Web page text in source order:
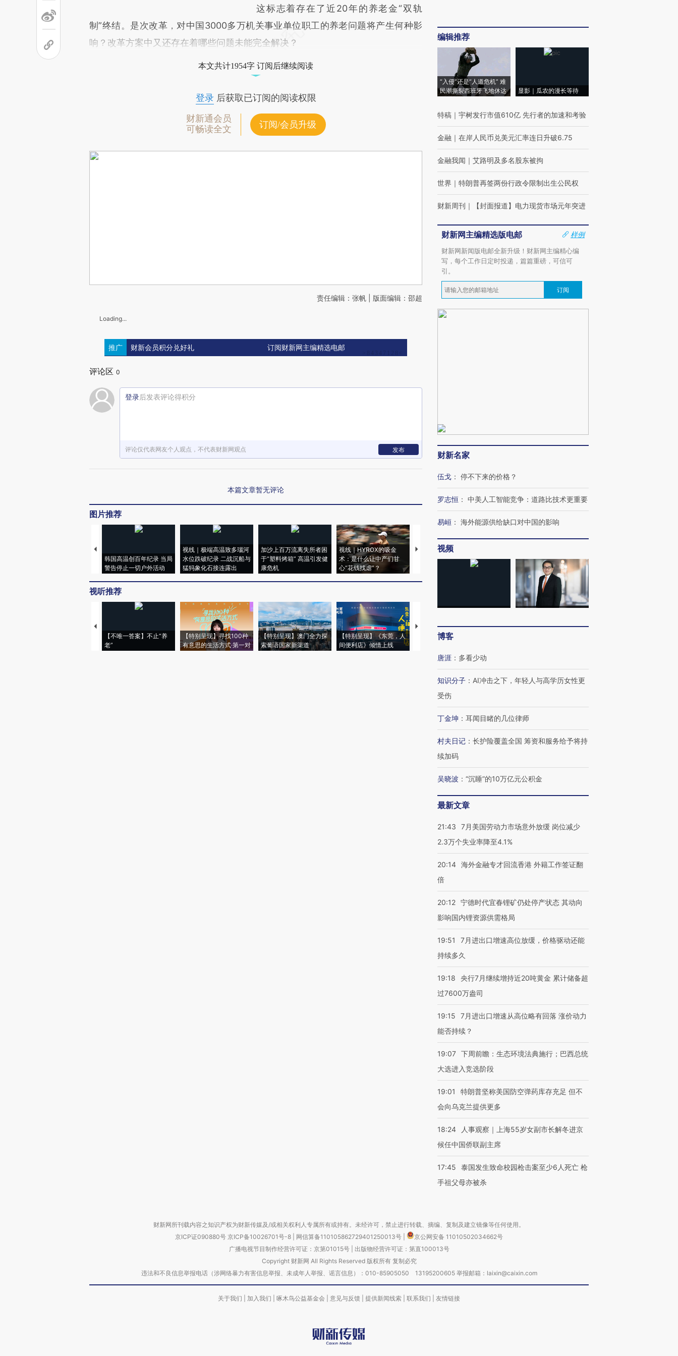
这标志着存在了近20年的养老金“双轨
制”终结。是次改革，对中国3000多万机关事业单位职工的养老问题将产生何种影
响？改革方案中又还存在着哪些问题未能完全解决？
本文共计1954字 订阅后继续阅读
登录后获取已订阅的阅读权限
财新通会员
可畅读全文
订阅/会员升级
责任编辑：张帆 | 版面编辑：邵超
Loading...
推广 财新会员积分兑好礼 订阅财新网主编精选电邮
评论区 0
登录后发表评论得积分
评论仅代表网友个人观点，不代表财新网观点 发布
本篇文章暂无评论
图片推荐
韩国高温创百年纪录 当局
警告停止一切户外活动
视线｜极端高温致多瑙河
水位跌破纪录 二战沉船与
猛犸象化石接连露出
加沙上百万流离失所者困
于“塑料烤箱” 高温引发健
康危机
视线｜HYROX的吸金
术：是什么让中产们甘
心“花钱找虐”？
马航飞行员跨国走私7万
粒摇头丸 尿检体内含3种
度Z世代 用街头抗争将教
育部长拱下台
机”？难民潮撕裂西班牙
飞地休达
视听推荐
【不唯一答案】不止“养
老”
【特别呈现】寻找100种
有意思的生活方式·第一对
【特别呈现】澳门全力探
索葡语国家新渠道
【特别呈现】《东莞，人
间便利店》倾情上线
【推广】走进第四届链博
会，让数智科技“链”接产
【商旅对话】华住集团
编辑推荐
“入侵”还是“人道危机” 难
民潮撕裂西班牙飞地休达
显影｜瓜农的漫长等待
特稿 ｜ 宇树发行市值610亿 先行者的加速和考验
金融 ｜ 在岸人民币兑美元汇率连日升破6.75
金融我闻 ｜ 艾路明及多名股东被拘
世界 ｜ 特朗普再签两份行政令限制出生公民权
财新周刊 ｜ 【封面报道】电力现货市场元年突进
财新网主编精选版电邮
样例
财新网新闻版电邮全新升级！财新网主编精心编
写，每个工作日定时投递，篇篇重磅，可信可
引。
订阅
财新名家
伍戈 ： 停不下来的价格？
罗志恒 ： 中美人工智能竞争：道路比技术更重要
易峘 ： 海外能源供给缺口对中国的影响
视频
博客
唐涯 ： 多看少动
知识分子 ： AI冲击之下，年轻人与高学历女性更
受伤
丁金坤 ： 耳闻目睹的几位律师
村夫日记 ： 长护险覆盖全国 筹资和服务给予将持
续加码
吴晓波 ： “沉睡”的10万亿元公积金
最新文章
21:43
7月美国劳动力市场意外放缓 岗位减少
2.3万个失业率降至4.1%
20:14 海外金融专才回流香港 外籍工作签证翻
倍
20:12 宁德时代宜春锂矿仍处停产状态 其动向
影响国内锂资源供需格局
19:51
7月进出口增速高位放缓，价格驱动还能
持续多久
19:18
央行7月继续增持近20吨黄金 累计储备超
过7600万盎司
19:15
7月进出口增速从高位略有回落 涨价动力
能否持续？
19:07 下周前瞻：生态环境法典施行；巴西总统
大选进入竞选阶段
19:01
特朗普坚称美国防空弹药库存充足 但不
会向乌克兰提供更多
18:24
人事观察｜上海55岁女副市长解冬进京
候任中国侨联副主席
17:45
泰国发生致命校园枪击案至少6人死亡 枪
手祖父母亦被杀
财新网所刊载内容之知识产权为财新传媒及/或相关权利人专属所有或持有。未经许可，禁止进行转载、摘编、复制及建立镜像等任何使用。
京ICP证090880号 京ICP备10026701号-8 网信算备110105862729401250013号
京公网安备 11010502034662号
广播电视节目制作经营许可证：京第01015号| 出版物经营许可证：第直100013号
Copyright 财新网 All Rights Reserved 版权所有 复制必究
违法和不良信息举报电话（涉网络暴力有害信息举报、未成年人举报、谣言信息）：010-85905050 13195200605 举报邮箱：laixin@caixin.com
关于我们 加入我们 啄木鸟公益基金会 意见与反馈 提供新闻线索 联系我们 友情链接